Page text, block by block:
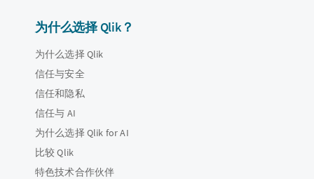
为什么选择 Qlik？
为什么选择 Qlik
信任与安全
信任和隐私
信任与 AI
为什么选择 Qlik for AI
比较 Qlik
特色技术合作伙伴